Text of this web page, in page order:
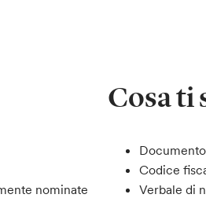
nominate
Cosa ti
Codice
Verbale di